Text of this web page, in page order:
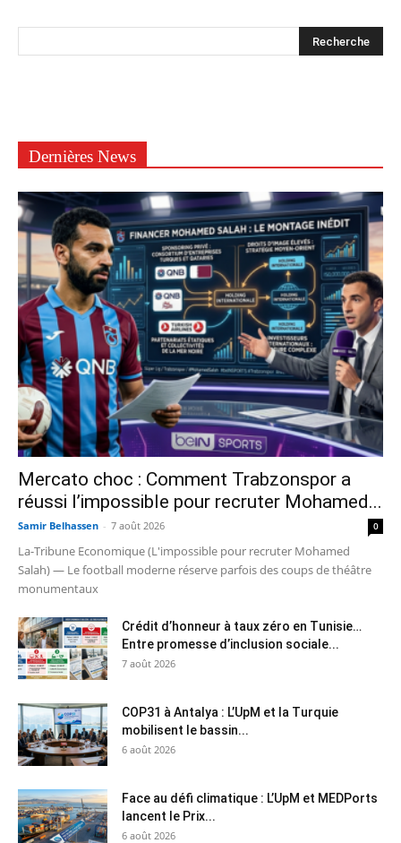
Dernières News
Mercato choc : Comment Trabzonspor a
réussi l’impossible pour recruter Mohamed...
Samir Belhassen - 7 août 2026 0
La-Tribune Economique (L'impossible pour recruter Mohamed
Salah) — Le football moderne réserve parfois des coups de théâtre
monumentaux
Crédit d’honneur à taux zéro en Tunisie…
Entre promesse d’inclusion sociale...
7 août 2026
COP31 à Antalya : L’UpM et la Turquie
mobilisent le bassin...
6 août 2026
Face au défi climatique : L’UpM et MEDPorts
lancent le Prix...
6 août 2026